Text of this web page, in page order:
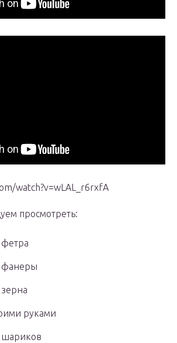
watch?v=wLAL_r6rxfA
просмотреть:
фанеры
руками
шариков